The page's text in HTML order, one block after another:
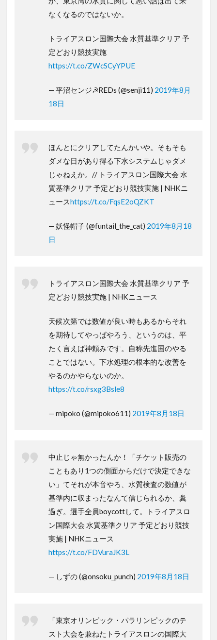
なくなるのではないか。
トライアスロン国際大会 水質基準クリア 予
定どおり競技実施
https://t.co/ZWcSCyYPUE
— 平沼センジ☭REDs (@senji11) 2019年8月
18日
ほんとにクリアしてたんかいや。そもそも
ダメな日があり得る下水システムじゃダメ
じゃねえか。// トライアスロン国際大会 水
質基準クリア 予定どおり競技実施 | NHKニ
ュースhttps://t.co/FqsE2oQZKT
— 妖怪帽子 (@funtail_the_cat) 2019年8月18
日
トライアスロン国際大会 水質基準クリア 予
定どおり競技実施 | NHKニュース
天候次第では数値が良い時もあるからそれ
を期待してやっぱやろう、というのは、平
たく言えば神頼みです。自称先進国のやる
ことではない。下水処理の根本的な改善を
やるのかやらないのか。
https://t.co/rsxg3Bsle8
— mipoko (@mipoko611) 2019年8月18日
中止じゃ無かったんか！「チケット販売の
こともあり1つの側面からだけで決定できな
い」てそれが本音やろ、水質検査の数値が
基準内に収まったなんて信じられるか、糞
過ぎ。選手全員boycottして。トライアスロ
ン国際大会 水質基準クリア 予定どおり競技
実施 | NHKニュース
https://t.co/FDVuraJK3L
— しずの (@onsoku_punch) 2019年8月18日
「東京オリンピック・パラリンピックのテ
スト大会を兼ねたトライアスロンの国際大